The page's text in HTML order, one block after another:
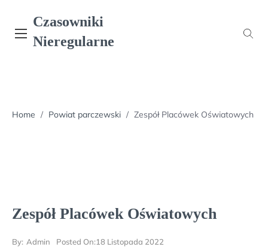
content
Czasowniki
Nieregularne
Home / Powiat parczewski / Zespół Placówek Oświatowych
Zespół Placówek Oświatowych
By: Admin Posted On:18 Listopada 2022